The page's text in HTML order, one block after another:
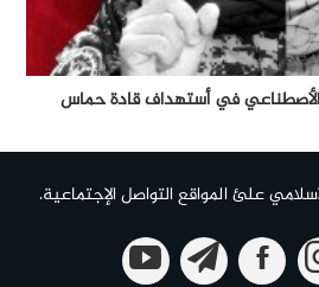
الأصطناعي في أستهداف قادة حماس
علئ المواقع التواصل الإجتماعية.